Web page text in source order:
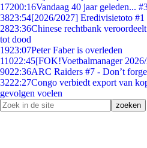
17200:16Vandaag 40 jaar geleden...
3823:54[2026/2027] Eredivisietoto #1
2823:36Chinese rechtbank
tot dood
1923:07Peter Faber is overleden
11022:45[FOK!Voetbalmanager
9022:36ARC Raiders #7 - Don’t
3222:27Congo verbiedt export van
gevolgen voelen